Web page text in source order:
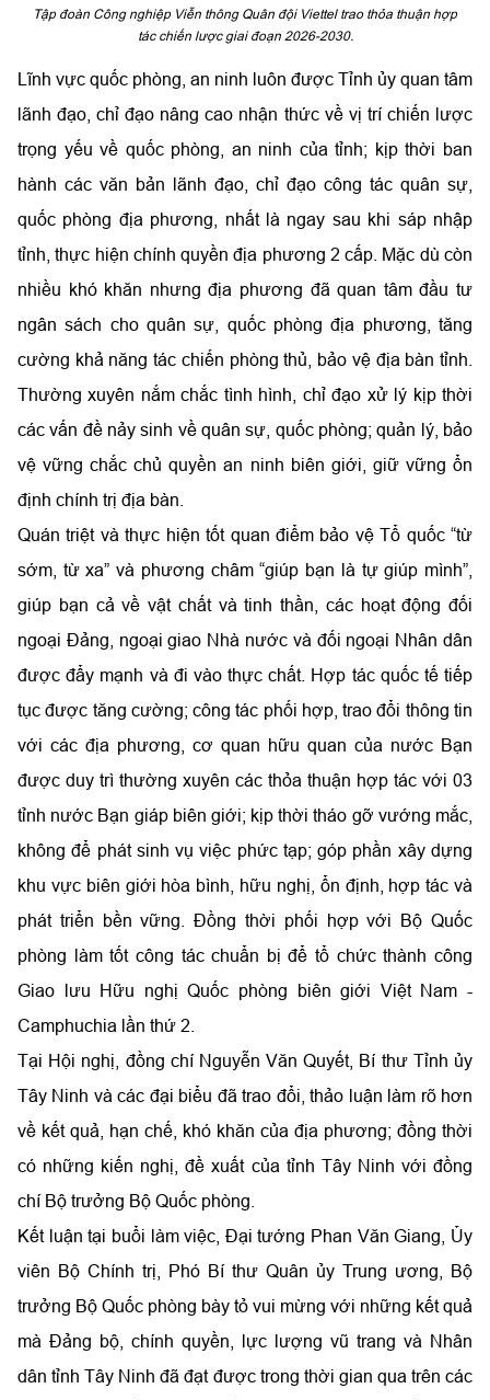
Tập đoàn Công nghiệp Viễn thông Quân đội Viettel trao thỏa thuận hợp
tác chiến lược giai đoạn 2026-2030.
Lĩnh vực quốc phòng, an ninh luôn được Tỉnh ủy quan tâm
lãnh đạo, chỉ đạo nâng cao nhận thức về vị trí chiến lược
trọng yếu về quốc phòng, an ninh của tỉnh; kịp thời ban
hành các văn bản lãnh đạo, chỉ đạo công tác quân sự,
quốc phòng địa phương, nhất là ngay sau khi sáp nhập
tỉnh, thực hiện chính quyền địa phương 2 cấp. Mặc dù còn
nhiều khó khăn nhưng địa phương đã quan tâm đầu tư
ngân sách cho quân sự, quốc phòng địa phương, tăng
cường khả năng tác chiến phòng thủ, bảo vệ địa bàn tỉnh.
Thường xuyên nắm chắc tình hình, chỉ đạo xử lý kịp thời
các vấn đề nảy sinh về quân sự, quốc phòng; quản lý, bảo
vệ vững chắc chủ quyền an ninh biên giới, giữ vững ổn
định chính trị địa bàn.
Quán triệt và thực hiện tốt quan điểm bảo vệ Tổ quốc “từ
sớm, từ xa” và phương châm “giúp bạn là tự giúp mình”,
giúp bạn cả về vật chất và tinh thần, các hoạt động đối
ngoại Đảng, ngoại giao Nhà nước và đối ngoại Nhân dân
được đẩy mạnh và đi vào thực chất. Hợp tác quốc tế tiếp
tục được tăng cường; công tác phối hợp, trao đổi thông tin
với các địa phương, cơ quan hữu quan của nước Bạn
được duy trì thường xuyên các thỏa thuận hợp tác với 03
tỉnh nước Bạn giáp biên giới; kịp thời tháo gỡ vướng mắc,
không để phát sinh vụ việc phức tạp; góp phần xây dựng
khu vực biên giới hòa bình, hữu nghị, ổn định, hợp tác và
phát triển bền vững. Đồng thời phối hợp với Bộ Quốc
phòng làm tốt công tác chuẩn bị để tổ chức thành công
Giao lưu Hữu nghị Quốc phòng biên giới Việt Nam -
Camphuchia lần thứ 2.
Tại Hội nghị, đồng chí Nguyễn Văn Quyết, Bí thư Tỉnh ủy
Tây Ninh và các đại biểu đã trao đổi, thảo luận làm rõ hơn
về kết quả, hạn chế, khó khăn của địa phương; đồng thời
có những kiến nghị, đề xuất của tỉnh Tây Ninh với đồng
chí Bộ trưởng Bộ Quốc phòng.
Kết luận tại buổi làm việc, Đại tướng Phan Văn Giang, Ủy
viên Bộ Chính trị, Phó Bí thư Quân ủy Trung ương, Bộ
trưởng Bộ Quốc phòng bày tỏ vui mừng với những kết quả
mà Đảng bộ, chính quyền, lực lượng vũ trang và Nhân
dân tỉnh Tây Ninh đã đạt được trong thời gian qua trên các